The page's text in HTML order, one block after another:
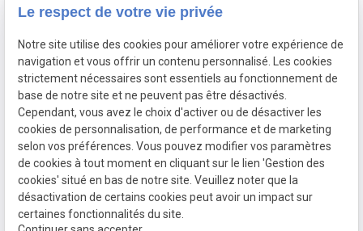
Ostéopathie
Femmes enceintes
Sportifs
Thérapie myofasciale
Kinésithérapie
Mentions
légales
Politique de
confidentialité
Gestion
Plan
Le respect de votre vie privée
Notre site utilise des cookies pour améliorer votre expérience de
navigation et vous offrir un contenu personnalisé. Les cookies
strictement nécessaires sont essentiels au fonctionnement de
base de notre site et ne peuvent pas être désactivés.
Cependant, vous avez le choix d'activer ou de désactiver les
cookies de personnalisation, de performance et de marketing
selon vos préférences. Vous pouvez modifier vos paramètres
de cookies à tout moment en cliquant sur le lien 'Gestion des
cookies' situé en bas de notre site. Veuillez noter que la
désactivation de certains cookies peut avoir un impact sur
certaines fonctionnalités du site.